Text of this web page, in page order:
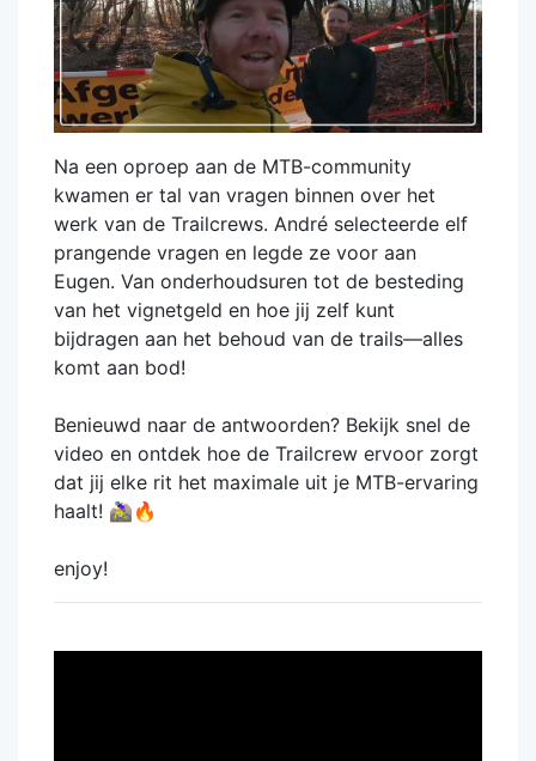
Na een oproep aan de MTB-community
kwamen er tal van vragen binnen over het
werk van de Trailcrews. André selecteerde elf
prangende vragen en legde ze voor aan
Eugen. Van onderhoudsuren tot de besteding
van het vignetgeld en hoe jij zelf kunt
bijdragen aan het behoud van de trails—alles
komt aan bod!
Benieuwd naar de antwoorden? Bekijk snel de
video en ontdek hoe de Trailcrew ervoor zorgt
dat jij elke rit het maximale uit je MTB-ervaring
haalt! 🚵‍♀️🔥
enjoy!